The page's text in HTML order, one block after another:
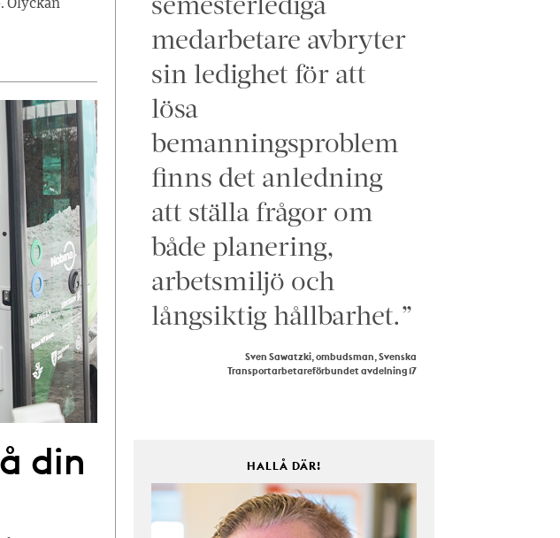
Olyckan
din
medarbetare avbryter
sin ledighet för att
lösa
bemanningsproblem
finns det anledning
att ställa frågor om
både planering,
arbetsmiljö och
långsiktig hållbarhet.”
Sven Sawatzki, ombudsman, Svenska
Transportarbetareförbundet avdelning 17
HALLÅ DÄR!